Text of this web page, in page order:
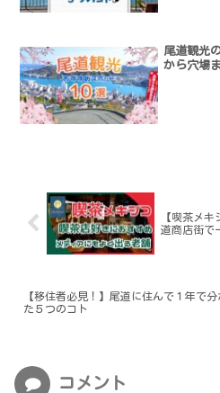
尾道観光
から穴場
【喫茶メ
道商店街で
【移住者必見！】尾道に住んで１年で分
た５つのコト
コメント